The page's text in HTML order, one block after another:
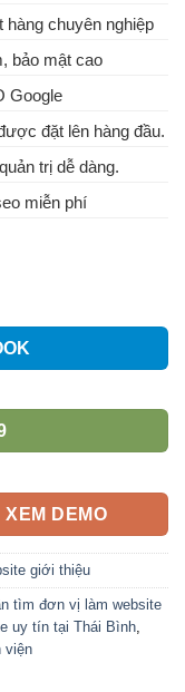
chuyên nghiệp
bảo mật cao
Google
đặt lên hàng đầu.
trị dễ dàng.
miễn phí
XEM DEMO
giới thiệu
tìm đơn vị làm website
uy tín tại Thái Bình
viện